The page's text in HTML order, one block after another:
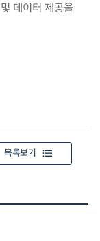
데이터 제공을
목록보기